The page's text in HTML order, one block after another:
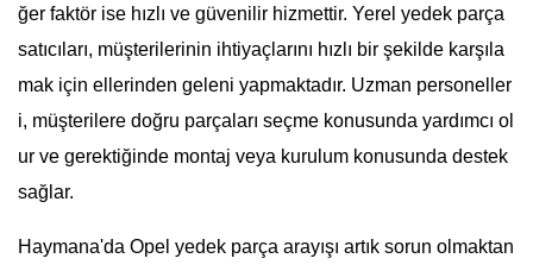
ğer faktör ise hızlı ve güvenilir hizmettir. Yerel yedek parça
satıcıları, müşterilerinin ihtiyaçlarını hızlı bir şekilde karşıla
mak için ellerinden geleni yapmaktadır. Uzman personeller
i, müşterilere doğru parçaları seçme konusunda yardımcı ol
ur ve gerektiğinde montaj veya kurulum konusunda destek
sağlar.
Haymana'da Opel yedek parça arayışı artık sorun olmaktan